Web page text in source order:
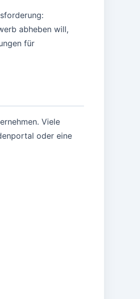
abheben will,
für
Viele
oder eine